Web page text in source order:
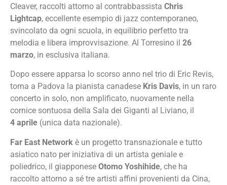
Cleaver, raccolti attorno al contrabbassista Chris
Lightcap, eccellente esempio di jazz contemporaneo,
svincolato da ogni scuola, in equilibrio perfetto tra
melodia e libera improvvisazione. Al Torresino il 26
marzo, in esclusiva italiana.
Dopo essere apparsa lo scorso anno nel trio di Eric Revis,
torna a Padova la pianista canadese Kris Davis, in un raro
concerto in solo, non amplificato, nuovamente nella
cornice sontuosa della Sala dei Giganti al Liviano, il
4 aprile (unica data nazionale).
Far East Network è un progetto transnazionale e tutto
asiatico nato per iniziativa di un artista geniale e
poliedrico, il giapponese Otomo Yoshihide, che ha
raccolto attorno a sé tre artisti affini provenienti da Cina,